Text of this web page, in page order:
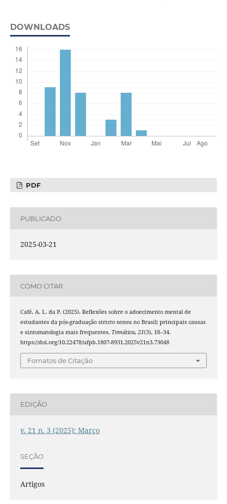
DOWNLOADS
PDF
PUBLICADO
2025-03-21
COMO CITAR
Café, A. L. da P. (2025). Reflexões sobre o adoecimento mental de
estudantes da pós-graduação stricto sensu no Brasil: principais causas
e sintomatologia mais frequentes. Temática, 21(3), 18–34.
https://doi.org/10.22478/ufpb.1807-8931.2025v21n3.73048
Fomatos de Citação
EDIÇÃO
v. 21 n. 3 (2025): Março
SEÇÃO
Artigos